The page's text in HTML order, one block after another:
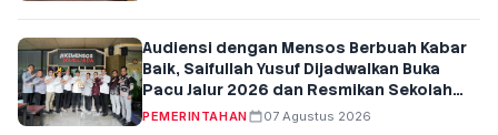
Audiensi dengan Mensos Berbuah Kabar
Baik, Saifullah Yusuf Dijadwalkan Buka
Pacu Jalur 2026 dan Resmikan Sekolah
Rakyat di Kuansing
PEMERINTAHAN 07 Agustus 2026